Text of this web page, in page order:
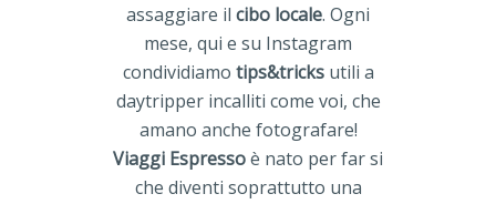
assaggiare il cibo locale. Ogni
mese, qui e su Instagram
condividiamo tips&tricks utili a
daytripper incalliti come voi, che
amano anche fotografare!
Viaggi Espressoè nato per far si
che diventi soprattutto una